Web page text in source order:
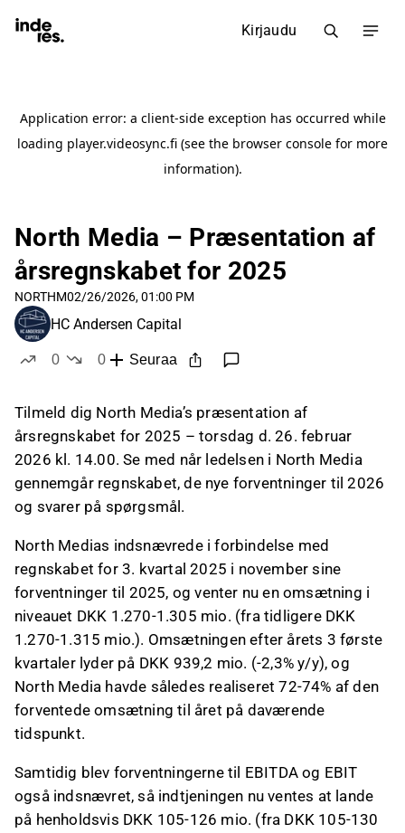
Kirjaudu
North Media – Præsentation af
årsregnskabet for 2025
NORTHM02/26/2026, 01:00 PM
HC Andersen Capital
0
0
Seuraa
Tilmeld dig North Media’s præsentation af
årsregnskabet for 2025 – torsdag d. 26. februar
2026 kl. 14.00. Se med når ledelsen i North Media
gennemgår regnskabet, de nye forventninger til 2026
og svarer på spørgsmål.
North Medias indsnævrede i forbindelse med
regnskabet for 3. kvartal 2025 i november sine
forventninger til 2025, og venter nu en omsætning i
niveauet DKK 1.270-1.305 mio. (fra tidligere DKK
1.270-1.315 mio.). Omsætningen efter årets 3 første
kvartaler lyder på DKK 939,2 mio. (-2,3% y/y), og
North Media havde således realiseret 72-74% af den
forventede omsætning til året på daværende
tidspunkt.
Samtidig blev forventningerne til EBITDA og EBIT
også indsnævret, så indtjeningen nu ventes at lande
på henholdsvis DKK 105-126 mio. (fra DKK 105-130